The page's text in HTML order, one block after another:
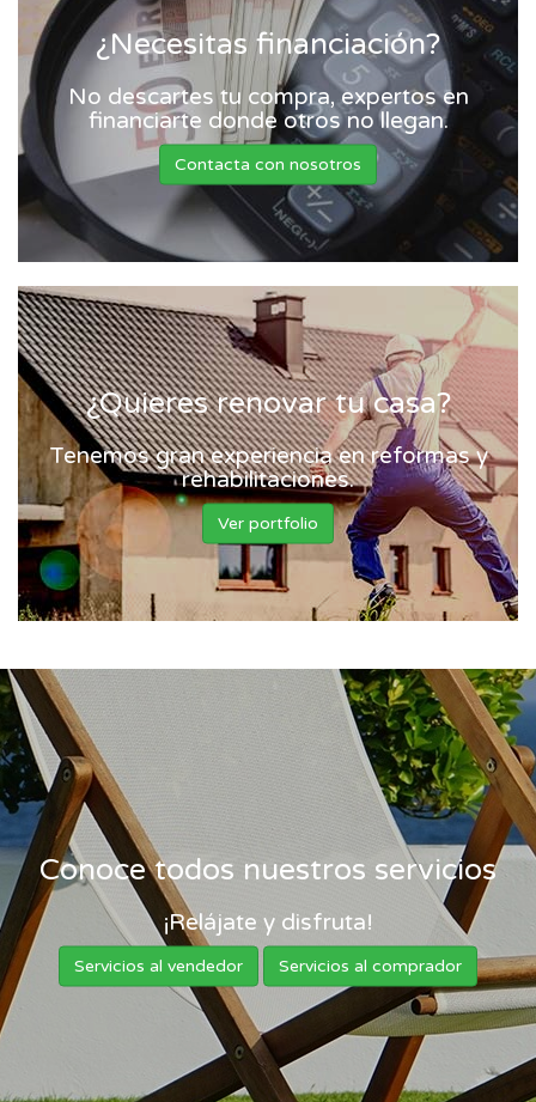
¿Necesitas financiación?
No descartes tu compra, expertos en
financiarte donde otros no llegan.
Contacta con nosotros
¿Quieres renovar tu casa?
Tenemos gran experiencia en reformas y
rehabilitaciones.
Ver portfolio
Conoce todos nuestros servicios
¡Relájate y disfruta!
Servicios al vendedor Servicios al comprador